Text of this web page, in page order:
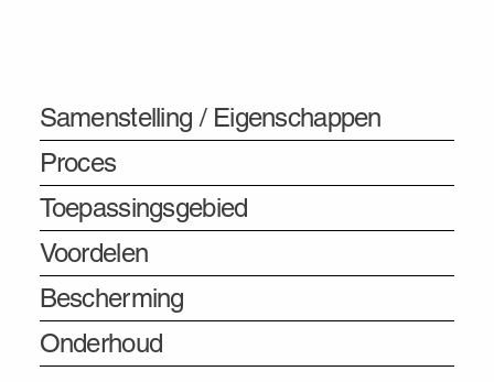
Samenstelling / Eigenschappen
Proces
Toepassingsgebied
Voordelen
Bescherming
Onderhoud